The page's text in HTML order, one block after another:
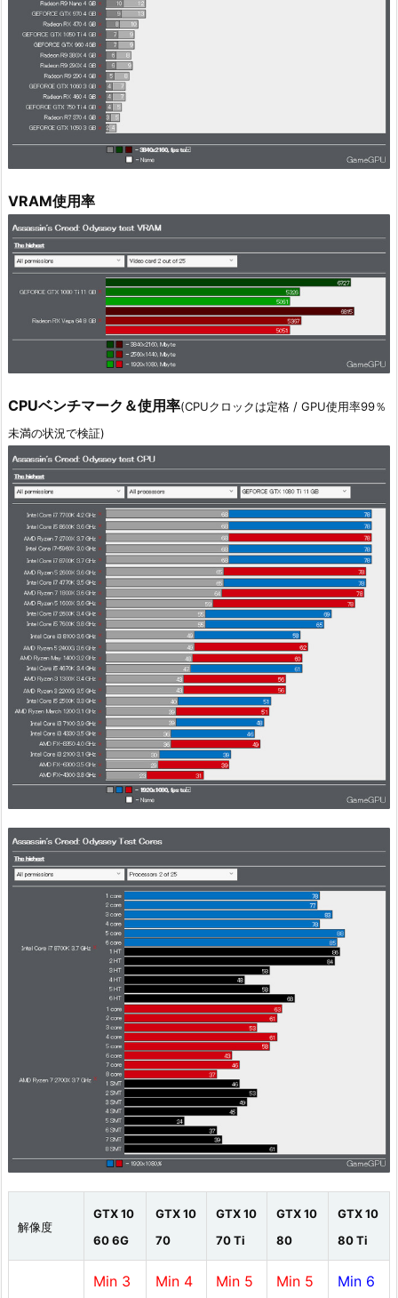
VRAM使用率
CPUベンチマーク＆使用率(CPUクロックは定格 / GPU使用率99％
未満の状況で検証)
解像度
GTX 10
60 6G
GTX 10
70
GTX 10
70 Ti
GTX 10
80
GTX 10
80 Ti
Min 3
Min 4
Min 5
Min 5
Min 6